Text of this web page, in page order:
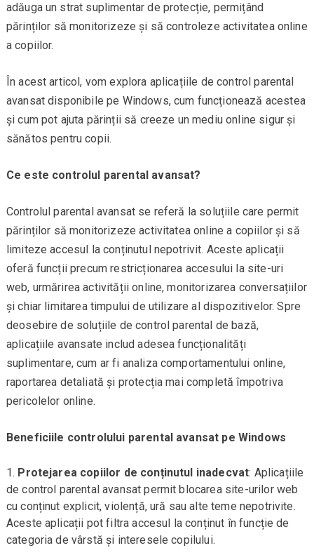
adăuga un strat suplimentar de protecție, permițând
părinților să monitorizeze și să controleze activitatea online
a copiilor.
În acest articol, vom explora aplicațiile de control parental
avansat disponibile pe Windows, cum funcționează acestea
și cum pot ajuta părinții să creeze un mediu online sigur și
sănătos pentru copii.
Ce este controlul parental avansat?
Controlul parental avansat se referă la soluțiile care permit
părinților să monitorizeze activitatea online a copiilor și să
limiteze accesul la conținutul nepotrivit. Aceste aplicații
oferă funcții precum restricționarea accesului la site-uri
web, urmărirea activității online, monitorizarea conversațiilor
și chiar limitarea timpului de utilizare al dispozitivelor. Spre
deosebire de soluțiile de control parental de bază,
aplicațiile avansate includ adesea funcționalități
suplimentare, cum ar fi analiza comportamentului online,
raportarea detaliată și protecția mai completă împotriva
pericolelor online.
Beneficiile controlului parental avansat pe Windows
Protejarea copiilor de conținutul inadecvat: Aplicațiile
de control parental avansat permit blocarea site-urilor web
cu conținut explicit, violență, ură sau alte teme nepotrivite.
Aceste aplicații pot filtra accesul la conținut în funcție de
categoria de vârstă și interesele copilului.